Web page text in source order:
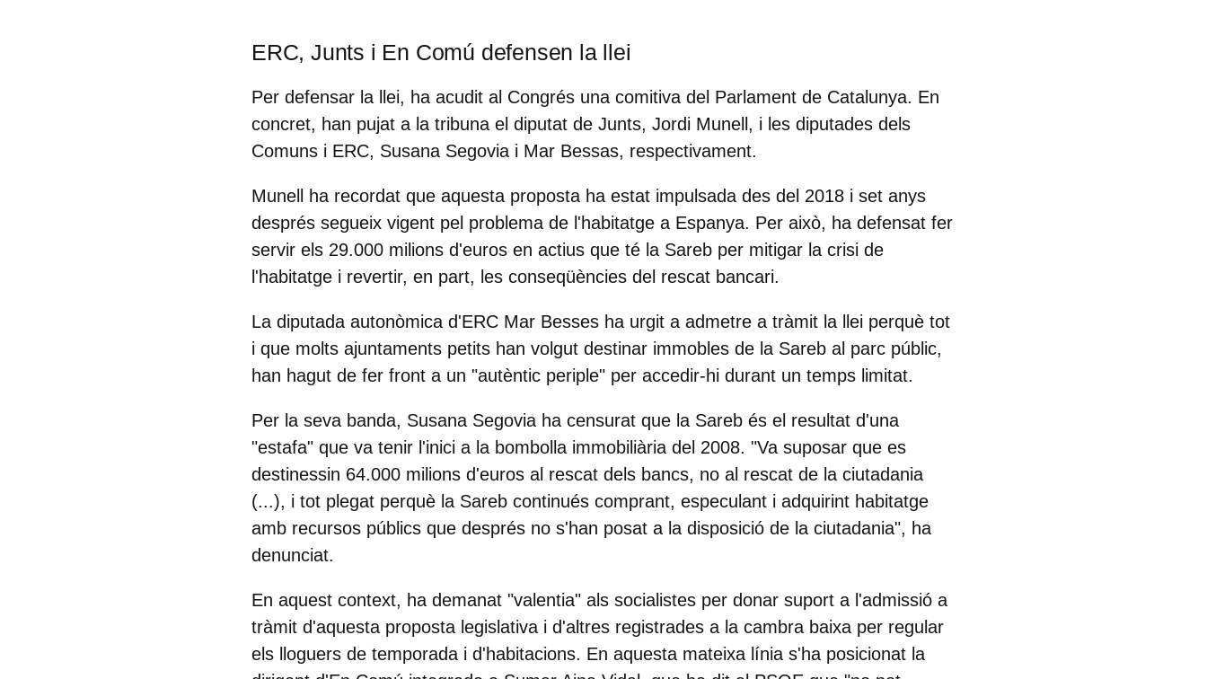
ERC, Junts i En Comú defensen la llei
Per defensar la llei, ha acudit al Congrés una comitiva del Parlament de Catalunya. En
concret, han pujat a la tribuna el diputat de Junts, Jordi Munell, i les diputades dels
Comuns i ERC, Susana Segovia i Mar Bessas, respectivament.
Munell ha recordat que aquesta proposta ha estat impulsada des del 2018 i set anys
després segueix vigent pel problema de l'habitatge a Espanya. Per això, ha defensat fer
servir els 29.000 milions d'euros en actius que té la Sareb per mitigar la crisi de
l'habitatge i revertir, en part, les conseqüències del rescat bancari.
La diputada autonòmica d'ERC Mar Besses ha urgit a admetre a tràmit la llei perquè tot
i que molts ajuntaments petits han volgut destinar immobles de la Sareb al parc públic,
han hagut de fer front a un "autèntic periple" per accedir-hi durant un temps limitat.
Per la seva banda, Susana Segovia ha censurat que la Sareb és el resultat d'una
"estafa" que va tenir l'inici a la bombolla immobiliària del 2008. "Va suposar que es
destinessin 64.000 milions d'euros al rescat dels bancs, no al rescat de la ciutadania
(...), i tot plegat perquè la Sareb continués comprant, especulant i adquirint habitatge
amb recursos públics que després no s'han posat a la disposició de la ciutadania", ha
denunciat.
En aquest context, ha demanat "valentia" als socialistes per donar suport a l'admissió a
tràmit d'aquesta proposta legislativa i d'altres registrades a la cambra baixa per regular
els lloguers de temporada i d'habitacions. En aquesta mateixa línia s'ha posicionat la